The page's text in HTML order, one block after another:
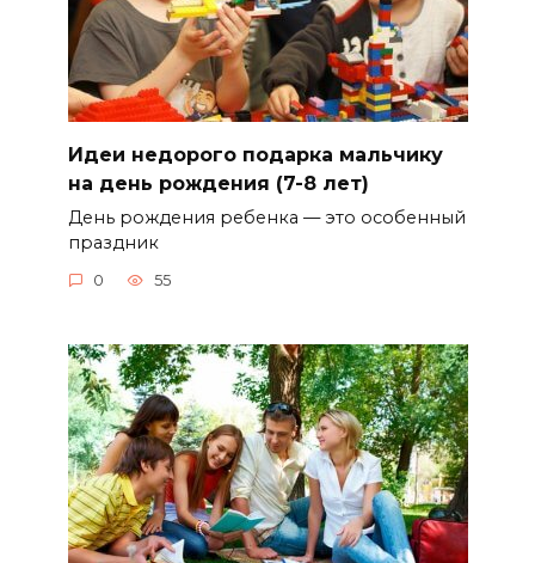
Идеи недорого подарка мальчику
на день рождения (7-8 лет)
День рождения ребенка — это особенный
праздник
0 55